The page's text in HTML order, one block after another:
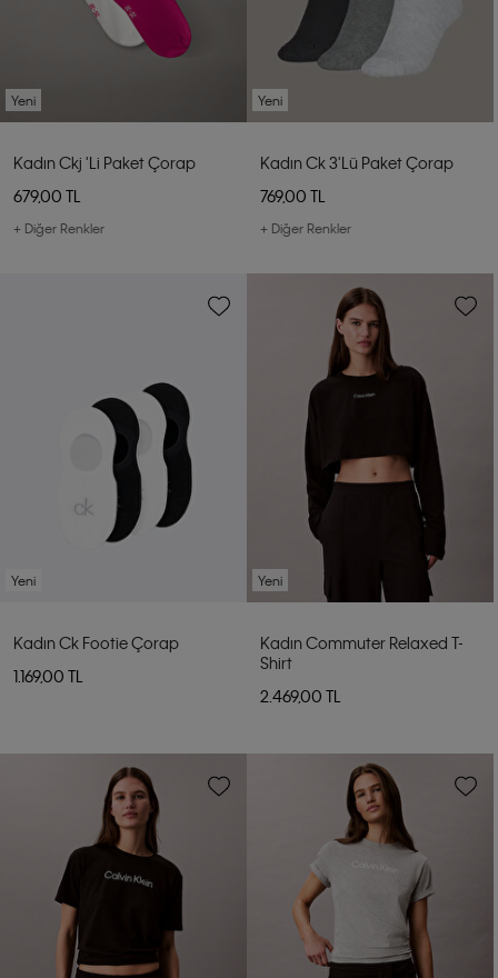
Yeni
Kadın Ckj 'li Paket Çorap
679,00 TL
+ Diğer Renkler
Yeni
Kadın Ck 3'lü Paket Çorap
769,00 TL
+ Diğer Renkler
Yeni
Kadın Ck Footie Çorap
1.169,00 TL
Yeni
Kadın Commuter Relaxed T-
Shirt
2.469,00 TL